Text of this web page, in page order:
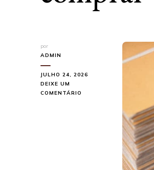
por
ADMIN
JULHO 24, 2026
DEIXE UM
COMENTÁRIO